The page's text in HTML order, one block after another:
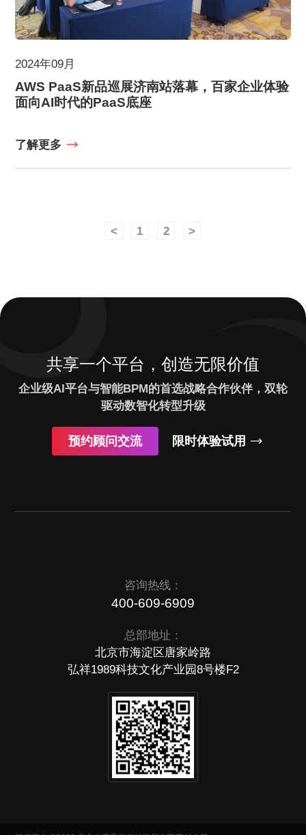
2024年09月
AWS PaaS新品巡展济南站落幕，百家企业体验
面向AI时代的PaaS底座
了解更多
< 1 2 >
共享一个平台，创造无限价值
企业级AI平台与智能BPM的首选战略合作伙伴，双轮
驱动数智化转型升级
预约顾问交流 限时体验试用
咨询热线：
400-609-6909
总部地址：
北京市海淀区唐家岭路
弘祥1989科技文化产业园8号楼F2